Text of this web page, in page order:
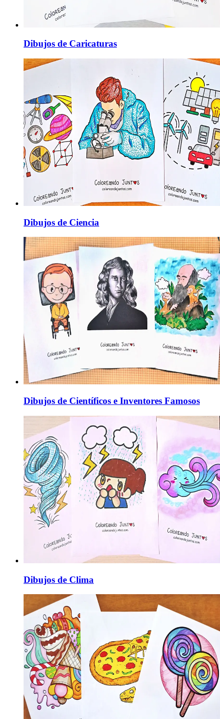
Dibujos de Caricaturas
Dibujos de Ciencia
Dibujos de Científicos e Inventores Famosos
Dibujos de Clima